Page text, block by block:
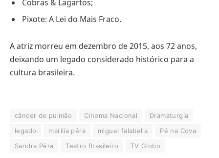
Cobras & Lagartos;
Pixote: A Lei do Mais Fraco.
A atriz morreu em dezembro de 2015, aos 72 anos,
deixando um legado considerado histórico para a
cultura brasileira.
câncer de pulmão Cinema Nacional
Dramaturgia
legado
marília pêra miguel falabella
Pé na Cova
Sandra Pêra
Teatro Brasileiro TV Globo